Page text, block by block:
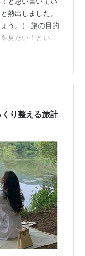
熱出しました。
う。） 旅の目的
見たい！という
く便にした。 空
こぺこ…到着ロ
とジューシーの
る！沖縄感が出
シナモンが気ま
奥に…
り整える旅計